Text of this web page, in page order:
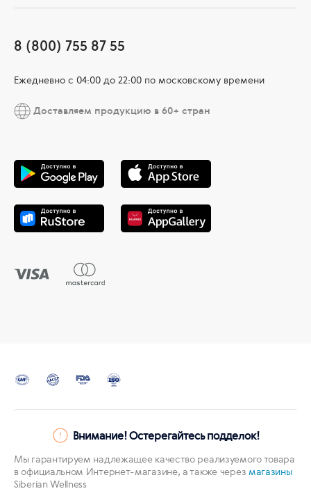
8 (800) 755 87 55
Ежедневно c 04:00 до 22:00 по московскому времени
Доставляем продукцию в 60+ стран
Внимание! Остерегайтесь подделок!
Мы гарантируем надлежащее качество реализуемого товара
в официальном Интернет-магазине, а также через магазины
Siberian Wellness